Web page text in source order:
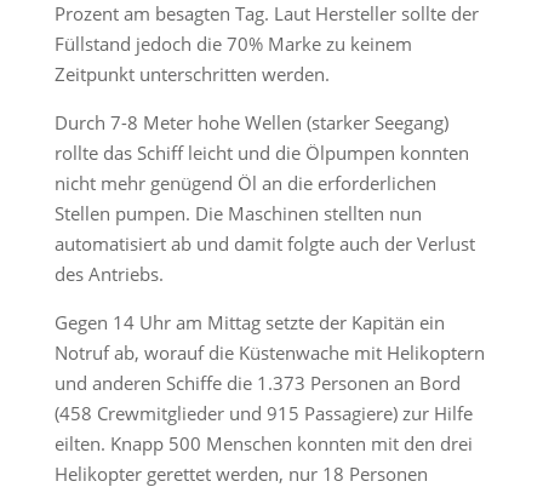
Prozent am besagten Tag. Laut Hersteller sollte der
Füllstand jedoch die 70% Marke zu keinem
Zeitpunkt unterschritten werden.
Durch 7-8 Meter hohe Wellen (starker Seegang)
rollte das Schiff leicht und die Ölpumpen konnten
nicht mehr genügend Öl an die erforderlichen
Stellen pumpen. Die Maschinen stellten nun
automatisiert ab und damit folgte auch der Verlust
des Antriebs.
Gegen 14 Uhr am Mittag setzte der Kapitän ein
Notruf ab, worauf die Küstenwache mit Helikoptern
und anderen Schiffe die 1.373 Personen an Bord
(458 Crewmitglieder und 915 Passagiere) zur Hilfe
eilten. Knapp 500 Menschen konnten mit den drei
Helikopter gerettet werden, nur 18 Personen